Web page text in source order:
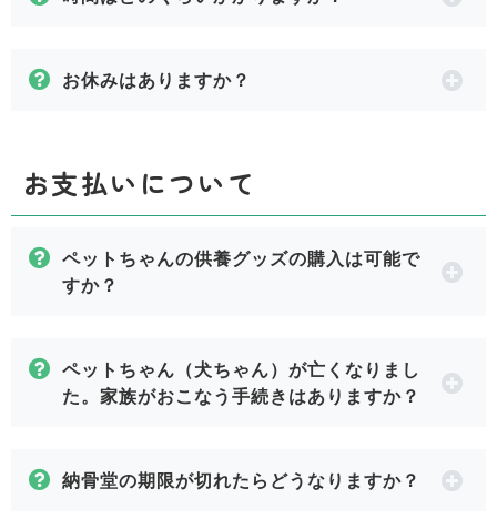
お休みはありますか？
お支払いについて
ペットちゃんの供養グッズの購入は可能で
すか？
ペットちゃん（犬ちゃん）が亡くなりまし
た。家族がおこなう手続きはありますか？
納骨堂の期限が切れたらどうなりますか？